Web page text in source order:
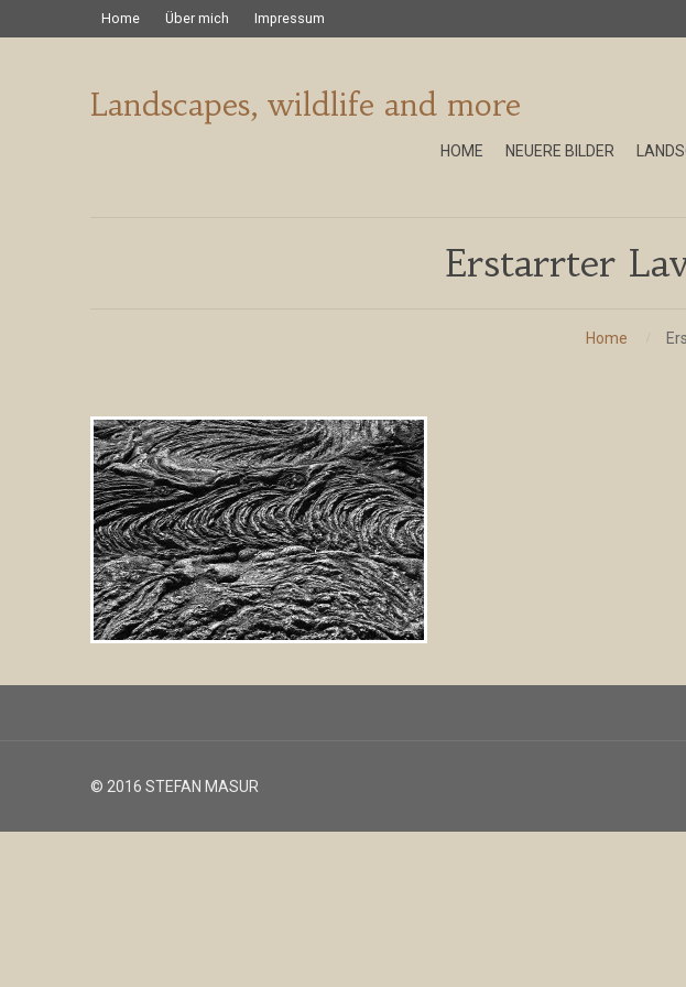
Home Über mich Impressum
Landscapes, wildlife and more
HOME NEUERE BILDER
Erstarrter
Home
© 2016 STEFAN MASUR